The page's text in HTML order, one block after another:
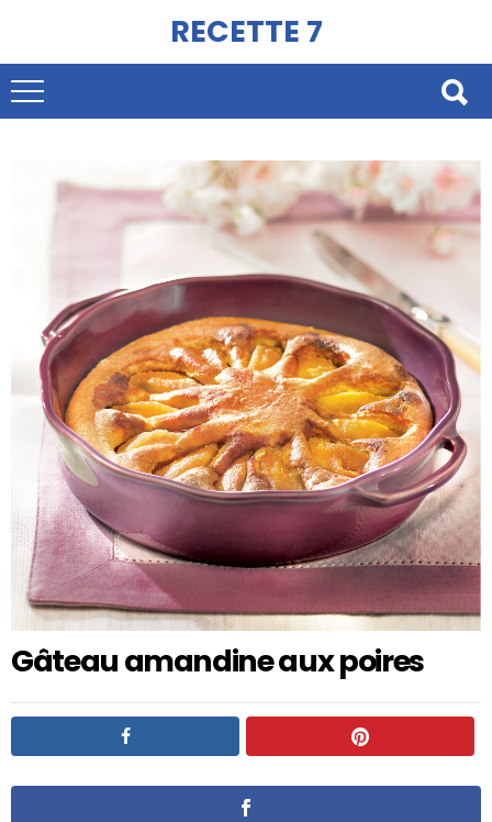
RECETTE 7
Gâteau amandine aux poires